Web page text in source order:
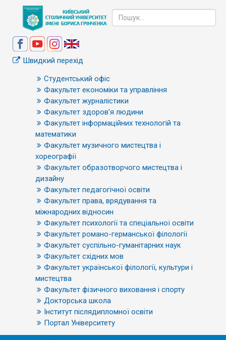
Швидкий перехід
Студентський офіс
Факультет економіки та управління
Факультет журналістики
Факультет здоров’я людини
Факультет інформаційних технологій та
математики
Факультет музичного мистецтва і
хореографії
Факультет образотворчого мистецтва і
дизайну
Факультет педагогічної освіти
Факультет права, врядування та
міжнародних відносин
Факультет психології та спеціальної освіти
Факультет романо-германської філології
Факультет суспільно-гуманітарних наук
Факультет східних мов
Факультет української філології, культури і
мистецтва
Факультет фізичного виховання і спорту
Докторська школа
Інститут післядипломної освіти
Портал Університету